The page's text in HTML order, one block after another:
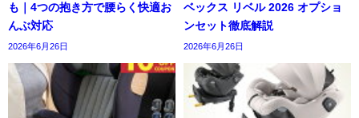
も｜4つの抱き方で腰らく快適お
んぶ対応
2026年6月26日
ベックス リベル 2026 オプショ
ンセット徹底解説
2026年6月26日